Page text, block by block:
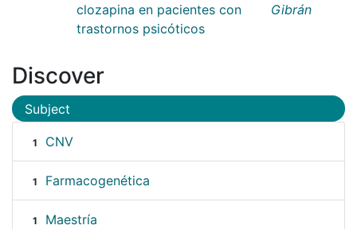
clozapina en pacientes con
trastornos psicóticos
Gibrán
Discover
Subject
1 CNV
1 Farmacogenética
1 Maestría